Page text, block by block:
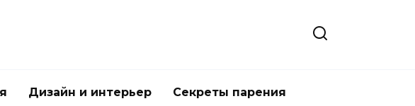
Дизайн и интерьер Секреты парения